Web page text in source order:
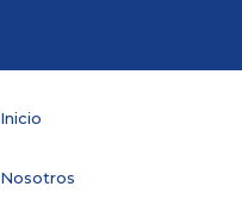
Inicio
Nosotros